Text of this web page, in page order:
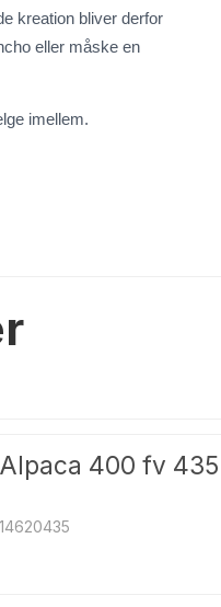
kreation bliver derfor
eller måske en
imellem.
Alpaca 400 fv 435
14620435